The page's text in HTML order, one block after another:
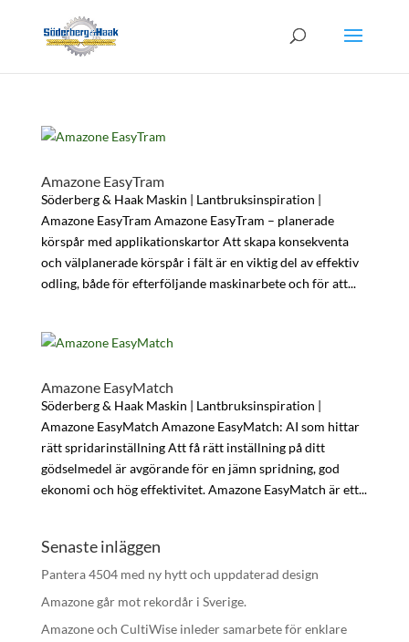
Amazone EasyTram
Söderberg & Haak Maskin | Lantbruksinspiration |
Amazone EasyTram Amazone EasyTram – planerade
körspår med applikationskartor Att skapa konsekventa
och välplanerade körspår i fält är en viktig del av effektiv
odling, både för efterföljande maskinarbete och för att...
Amazone EasyMatch
Söderberg & Haak Maskin | Lantbruksinspiration |
Amazone EasyMatch Amazone EasyMatch: AI som hittar
rätt spridarinställning Att få rätt inställning på ditt
gödselmedel är avgörande för en jämn spridning, god
ekonomi och hög effektivitet. Amazone EasyMatch är ett...
Senaste inläggen
Pantera 4504 med ny hytt och uppdaterad design
Amazone går mot rekordår i Sverige.
Amazone och CultiWise inleder samarbete för enklare